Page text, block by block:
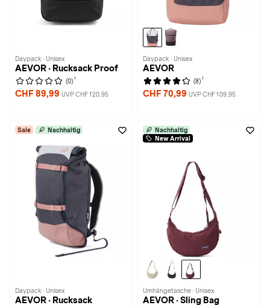
Daypack · Unisex
AEVOR · Rucksack Proof
(0) 1
CHF 89,99 UVP CHF 120,95
Daypack · Unisex
AEVOR
(8) 1
CHF 70,99 UVP CHF 109,95
Sale Nachhaltig
Daypack · Unisex
AEVOR · Rucksack
Nachhaltig
New Arrival
Umhängetasche · Unisex
AEVOR · Sling Bag